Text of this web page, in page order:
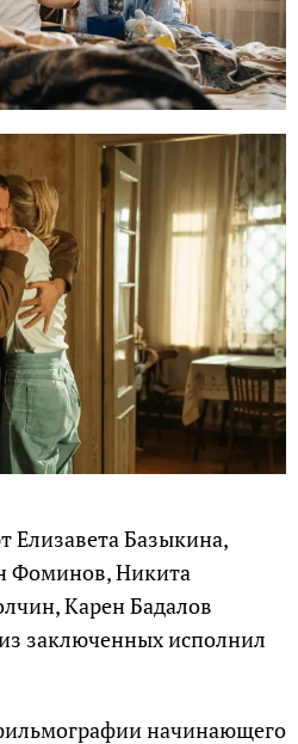
Елизавета Базыкина,
Фоминов, Никита
Карен Бадалов
заключенных исполнил
начинающего